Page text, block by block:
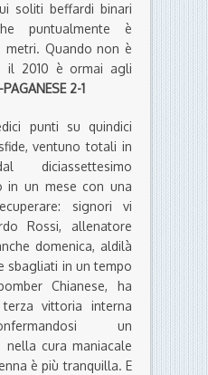
soliti beffardi binari
puntualmente è
metri. Quando non è
il 2010 è ormai agli
2-1
punti su quindici
ventuno totali in
in un mese con una
signori vi
Rossi, allenatore
domenica, aldilà
sbagliati in un tempo
Chianese, ha
vittoria interna
un
nella cura maniacale
è più tranquilla. E